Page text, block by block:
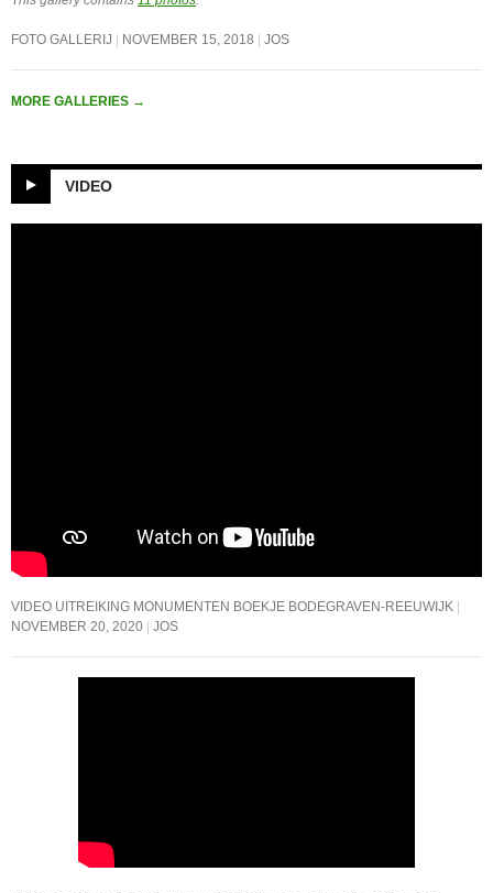
FOTO GALLERIJ NOVEMBER 15, 2018 JOS
MORE GALLERIES →
VIDEO
VIDEO UITREIKING MONUMENTEN BOEKJE BODEGRAVEN-REEUWIJK
NOVEMBER 20, 2020
JOS